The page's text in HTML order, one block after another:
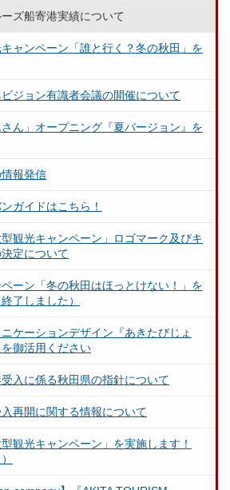
ズ船寄港実績について
ャンペーン「誰と行く？冬の秋田」を
ジョン有識者会議の開催について
ん」オープニング『夏バージョン』を
報発信
ガイドはこちら！
型観光キャンペーン」ロゴマーク及びキ
定について
ーン「冬の秋田はほっとけない！」を
了しました）
ケーションデザイン『あきたびじょ
御活用ください
入に係る秋田県の指針について
再開に関する情報について
型観光キャンペーン」を実施します！